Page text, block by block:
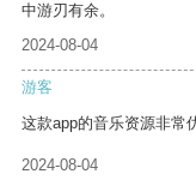
中游刃有余。
2024-08-04
游客
这款app的音乐资源非常
2024-08-04